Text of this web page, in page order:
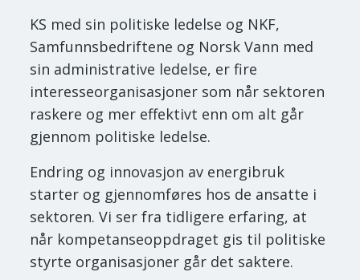
KS med sin politiske ledelse og NKF,
Samfunnsbedriftene og Norsk Vann med
sin administrative ledelse, er fire
interesseorganisasjoner som når sektoren
raskere og mer effektivt enn om alt går
gjennom politiske ledelse.
Endring og innovasjon av energibruk
starter og gjennomføres hos de ansatte i
sektoren. Vi ser fra tidligere erfaring, at
når kompetanseoppdraget gis til politiske
styrte organisasjoner går det saktere.